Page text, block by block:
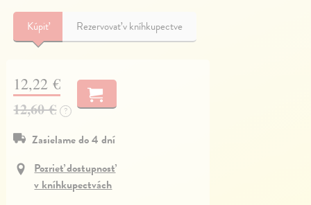
Kúpiť Rezervovať v kníhkupectve
12,22 €
12,60 € ?
Zasielame do 4 dní
Pozrieť dostupnosť
v kníhkupectvách